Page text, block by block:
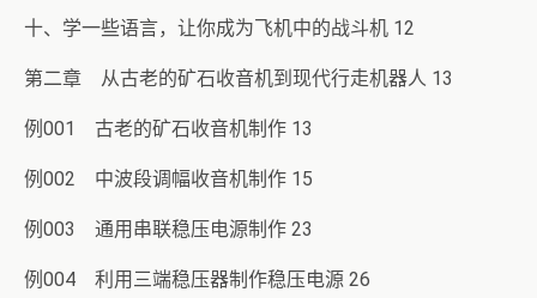
十、学一些语言，让你成为飞机中的战斗机 12
第二章 从古老的矿石收音机到现代行走机器人 13
例001 古老的矿石收音机制作 13
例002 中波段调幅收音机制作 15
例003 通用串联稳压电源制作 23
例004 利用三端稳压器制作稳压电源 26